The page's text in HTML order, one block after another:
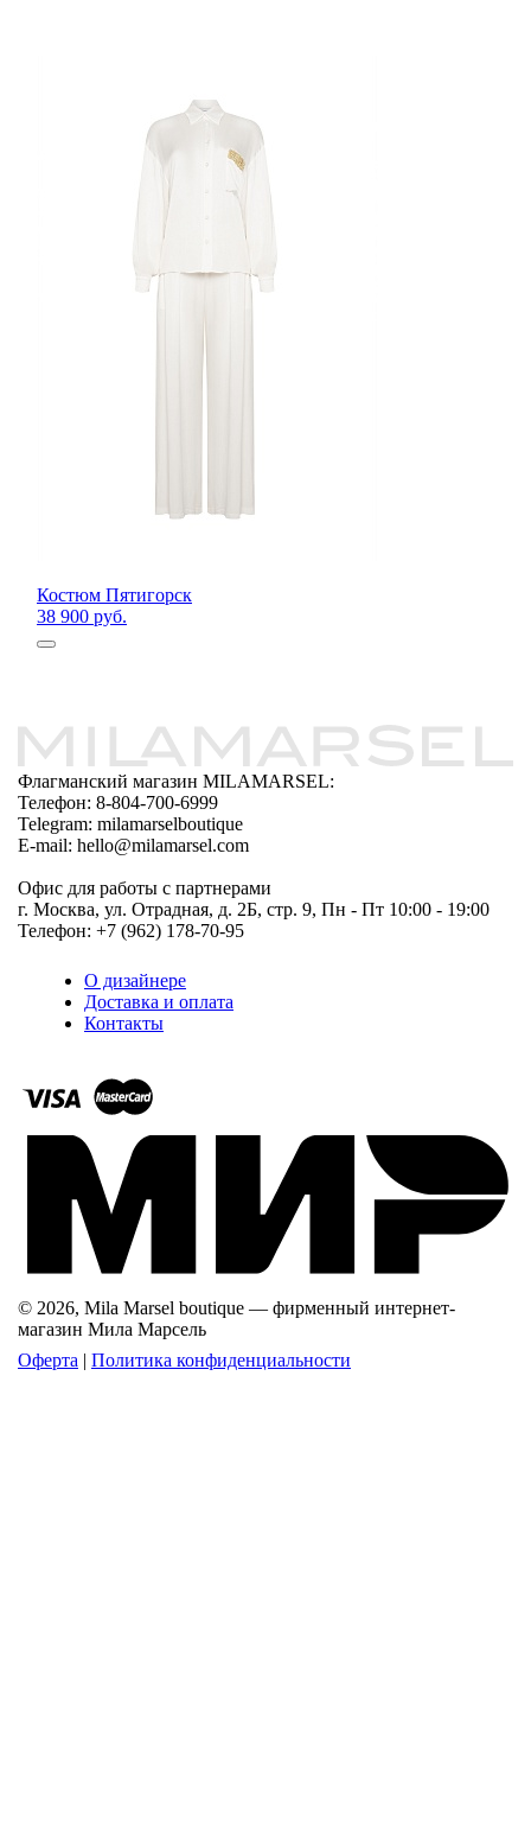
Костюм Пятигорск
38 900 руб.
Флагманский магазин MILAMARSEL:
Телефон: 8-804-700-6999
Telegram: milamarselboutique
E-mail: hello@milamarsel.com
Офис для работы с партнерами
г. Москва, ул. Отрадная, д. 2Б, стр. 9, Пн - Пт 10:00 - 19:00
Телефон: +7 (962) 178-70-95
О дизайнере
Доставка и оплата
Контакты
© 2026, Mila Marsel boutique — фирменный интернет-
магазин Мила Марсель
Оферта | Политика конфиденциальности